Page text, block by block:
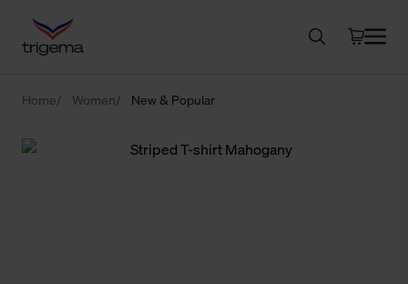
Home Women New & Popular